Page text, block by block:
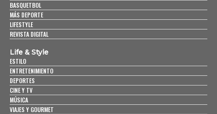
BASQUETBOL
MÁS DEPORTE
LIFESTYLE
REVISTA DIGITAL
Life & Style
ESTILO
ENTRETENIMIENTO
DEPORTES
CINE Y TV
MÚSICA
VIAJES Y GOURMET